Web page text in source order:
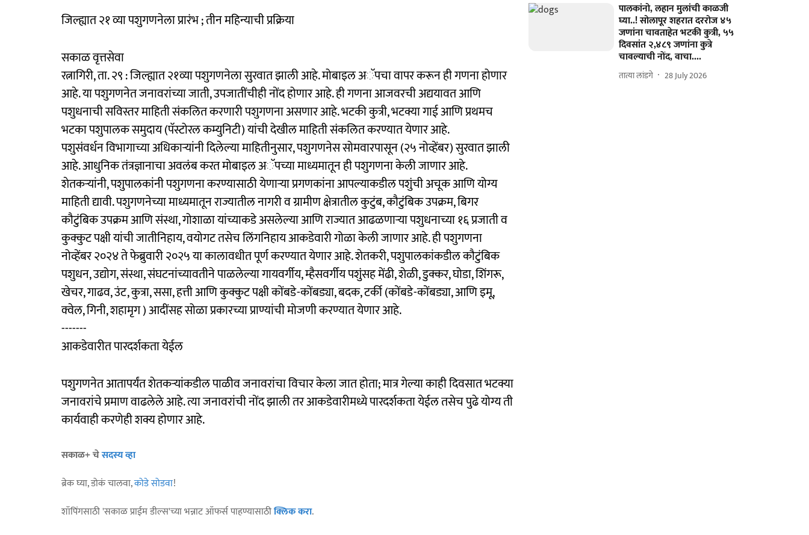
जिल्ह्यात २१ व्या पशुगणनेला प्रारंभ ; तीन महिन्याची प्रक्रिया
सकाळ वृत्तसेवा
रत्नागिरी, ता. २९ : जिल्ह्यात २१व्या पशुगणनेला सुरवात झाली आहे. मोबाइल अॅपचा वापर करून ही गणना होणार
आहे. या पशुगणनेत जनावरांच्या जाती, उपजातींचीही नोंद होणार आहे. ही गणना आजवरची अद्ययावत आणि
पशुधनाची सविस्तर माहिती संकलित करणारी पशुगणना असणार आहे. भटकी कुत्री, भटक्या गाई आणि प्रथमच
भटका पशुपालक समुदाय (पॅस्टोरल कम्युनिटी) यांची देखील माहिती संकलित करण्यात येणार आहे.
पशुसंवर्धन विभागाच्या अधिकाऱ्यांनी दिलेल्या माहितीनुसार, पशुगणनेस सोमवारपासून (२५ नोव्हेंबर) सुरवात झाली
आहे. आधुनिक तंत्रज्ञानाचा अवलंब करत मोबाइल अॅपच्या माध्यमातून ही पशुगणना केली जाणार आहे.
शेतकऱ्यांनी, पशुपालकांनी पशुगणना करण्यासाठी येणाऱ्या प्रगणकांना आपल्याकडील पशुंची अचूक आणि योग्य
माहिती द्यावी. पशुगणनेच्या माध्यमातून राज्यातील नागरी व ग्रामीण क्षेत्रातील कुटुंब, कौटुंबिक उपक्रम, बिगर
कौटुंबिक उपक्रम आणि संस्था, गोशाळा यांच्याकडे असलेल्या आणि राज्यात आढळणाऱ्या पशुधनाच्या १६ प्रजाती व
कुक्कुट पक्षी यांची जातीनिहाय, वयोगट तसेच लिंगनिहाय आकडेवारी गोळा केली जाणार आहे. ही पशुगणना
नोव्हेंबर २०२४ ते फेब्रुवारी २०२५ या कालावधीत पूर्ण करण्यात येणार आहे. शेतकरी, पशुपालकांकडील कौटुंबिक
पशुधन, उद्योग, संस्था, संघटनांच्यावतीने पाळलेल्या गायवर्गीय, म्हैसवर्गीय पशुंसह मेंढी, शेळी, डुक्कर, घोडा, शिंगरू,
खेचर, गाढव, उंट, कुत्रा, ससा, हत्ती आणि कुक्कुट पक्षी कोंबडे-कोंबड्या, बदक, टर्की (कोंबडे-कोंबड्या, आणि इमू,
क्वेल, गिनी, शहामृग ) आदींसह सोळा प्रकारच्या प्राण्यांची मोजणी करण्यात येणार आहे.
-------
आकडेवारीत पारदर्शकता येईल
पशुगणनेत आतापर्यंत शेतकऱ्यांकडील पाळीव जनावरांचा विचार केला जात होता; मात्र गेल्या काही दिवसात भटक्या
जनावरांचे प्रमाण वाढलेले आहे. त्या जनावरांची नोंद झाली तर आकडेवारीमध्ये पारदर्शकता येईल तसेच पुढे योग्य ती
कार्यवाही करणेही शक्य होणार आहे.
सकाळ+ चेसदस्य व्हा
ब्रेक घ्या, डोकं चालवा,कोडे सोडवा!
शॉपिंगसाठी 'सकाळ प्राईम डील्स'च्या भन्नाट ऑफर्स पाहण्यासाठीक्लिक करा.
पालकांनो, लहान मुलांची काळजी
घ्या..! सोलापूर शहरात दररोज ४५
जणांना चावताहेत भटकी कुत्री, ५५
दिवसांत २,४८९ जणांना कुत्रे
चावल्याची नोंद, वाचा....
तात्या लांडगे 28 July 2026